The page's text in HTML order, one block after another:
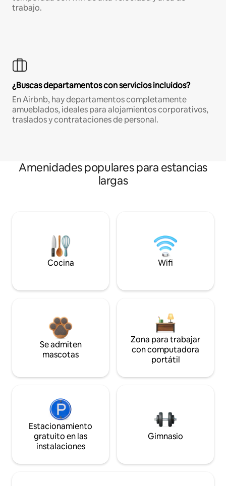
trabajo.
¿Buscas departamentos con servicios incluidos?
En Airbnb, hay departamentos completamente
amueblados, ideales para alojamientos corporativos,
traslados y contrataciones de personal.
Amenidades populares para estancias
largas
Cocina Wifi
Se admiten
mascotas
Zona para trabajar
con computadora
portátil
Estacionamiento
gratuito en las
instalaciones
Gimnasio